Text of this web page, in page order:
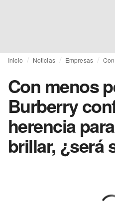
Inicio Noticias Empresas
Con menos
Burberry
herencia
brillar, ¿será